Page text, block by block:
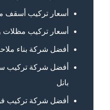
أسعار تركيب أسقف
أسعار تركيب مظلات
أفضل شركة بناء
أفضل شركة تركيب
بانل
أفضل شركة تركيب